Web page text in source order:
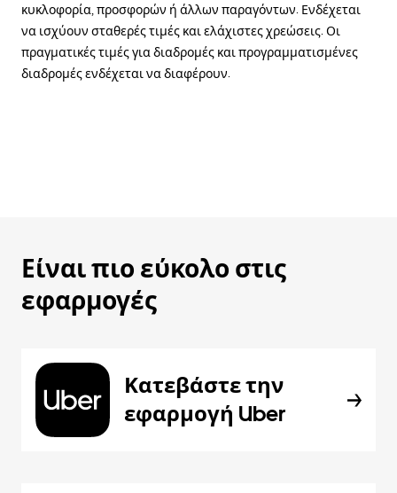
κυκλοφορία, προσφορών ή άλλων παραγόντων. Ενδέχεται
να ισχύουν σταθερές τιμές και ελάχιστες χρεώσεις. Οι
πραγματικές τιμές για διαδρομές και προγραμματισμένες
διαδρομές ενδέχεται να διαφέρουν.
Είναι πιο εύκολο στις
εφαρμογές
Κατεβάστε την
εφαρμογή Uber